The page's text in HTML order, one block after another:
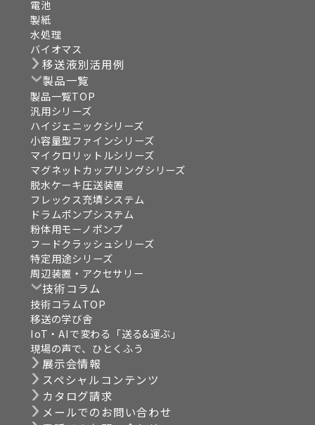
電池
製紙
水処理
バイオマス
移送液別活用例
製品一覧
製品一覧TOP
汎用シリーズ
ハイジェニックシリーズ
小容量型ファインシリーズ
マイクロリットルシリーズ
マグネットカップリングシリーズ
脱水ケーキ圧送装置
フレックス充填システム
ドラムポンプシステム
粉体用モーノポンプ
フードクラッシュシリーズ
特定用途シリーズ
周辺装置・アクセサリー
技術コラム
技術コラムTOP
移送の学び舎
IoT・AIで変わる「送る&運ぶ」
現場の声で、ひとくふう
展示会情報
スペシャルコンテンツ
カタログ請求
メールでのお問い合わせ